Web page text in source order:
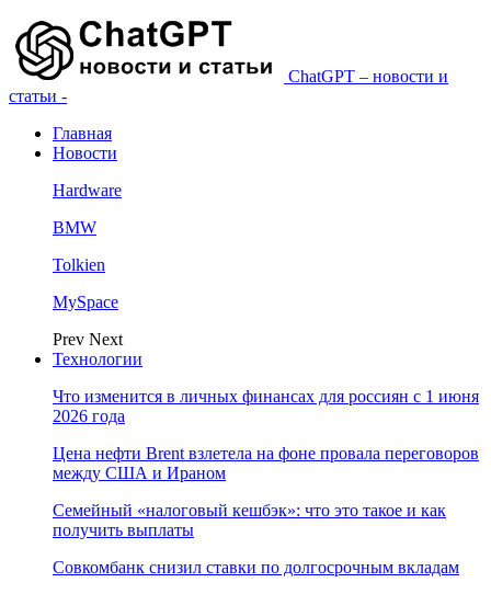
ChatGPT – новости и
статьи -
Главная
Новости
Hardware
BMW
Tolkien
MySpace
Prev Next
Технологии
Что изменится в личных финансах для россиян с 1 июня
2026 года
Цена нефти Brent взлетела на фоне провала переговоров
между США и Ираном
Семейный «налоговый кешбэк»: что это такое и как
получить выплаты
Совкомбанк снизил ставки по долгосрочным вкладам